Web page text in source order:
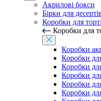
Акрилові бокси
Бірки для
Коробки для
Коробки для
Коробки
Коробки
Коробки
Коробки
Коробки
Коробки